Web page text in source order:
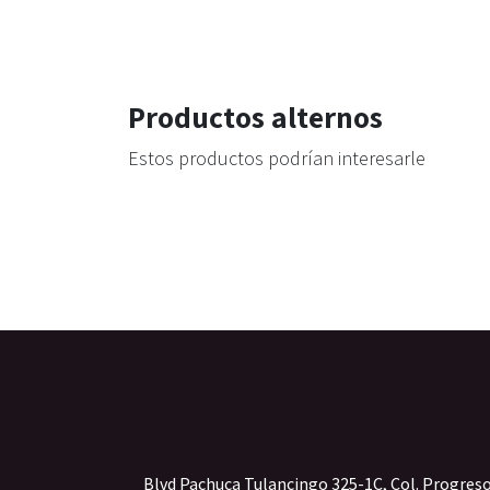
Productos alternos
Estos productos podrían interesarle
Blvd Pachuca Tulancingo 325-1C, Col.